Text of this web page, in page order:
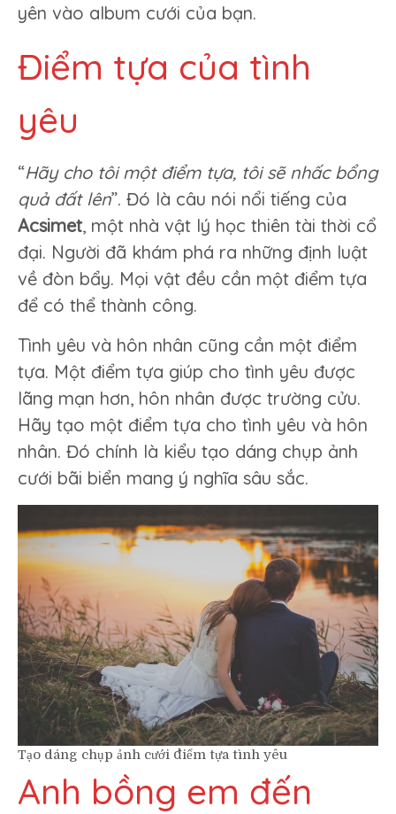
yên vào album cưới của bạn.
Điểm tựa của tình
yêu
“Hãy cho tôi một điểm tựa, tôi sẽ nhấc bổng
quả đất lên”. Đó là câu nói nổi tiếng của
Acsimet, một nhà vật lý học thiên tài thời cổ
đại. Người đã khám phá ra những định luật
về đòn bẩy. Mọi vật đều cần một điểm tựa
để có thể thành công.
Tình yêu và hôn nhân cũng cần một điểm
tựa. Một điểm tựa giúp cho tình yêu được
lãng mạn hơn, hôn nhân được trường cửu.
Hãy tạo một điểm tựa cho tình yêu và hôn
nhân. Đó chính là kiểu tạo dáng chụp ảnh
cưới bãi biển mang ý nghĩa sâu sắc.
Tạo dáng chụp ảnh cưới điểm tựa tình yêu
Anh bồng em đến